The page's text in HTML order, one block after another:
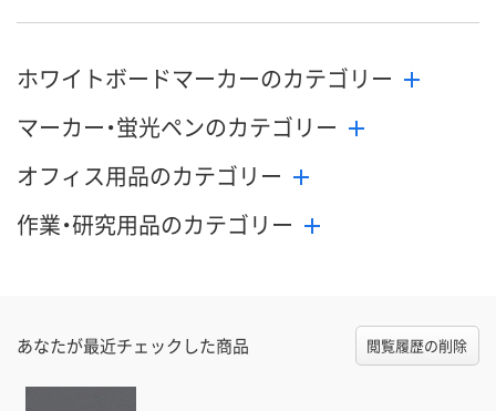
ホワイトボードマーカーのカテゴリー
マーカー・蛍光ペンのカテゴリー
オフィス用品のカテゴリー
作業・研究用品のカテゴリー
あなたが最近チェックした商品 閲覧履歴の削除